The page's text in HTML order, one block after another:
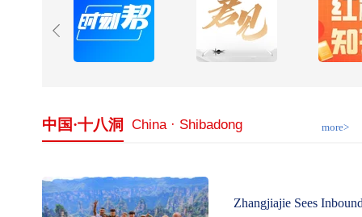
中国·十八洞 China · Shibadong more>
Zhangjiajie Sees